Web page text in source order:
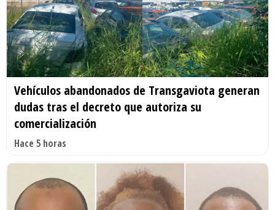
Vehículos abandonados de Transgaviota generan
dudas tras el decreto que autoriza su
comercialización
Hace 5 horas